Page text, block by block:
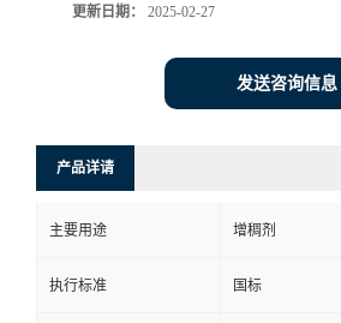
更新日期： 2025-02-27
发送咨询信息
产品详请
主要用途 增稠剂
执行标准 国标